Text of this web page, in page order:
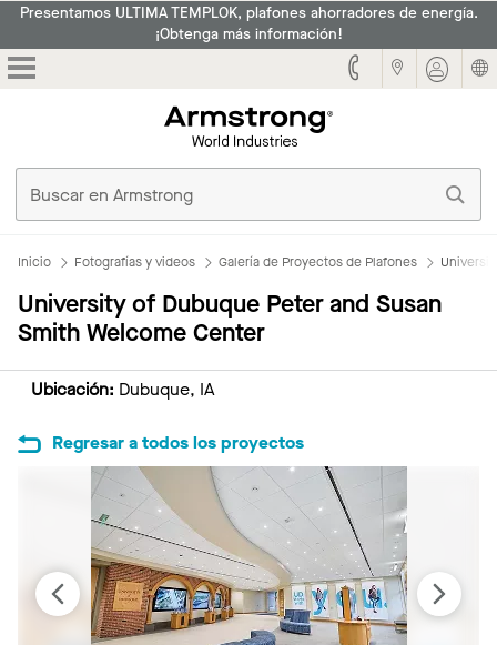
Presentamos ULTIMA TEMPLOK, plafones ahorradores de energía.
¡Obtenga más información!
Inicio Fotografías y videos Galería de Proyectos de Plafones
University of Dubuque Peter and Susan
Smith Welcome Center
Ubicación: Dubuque, IA
Regresar a todos los proyectos